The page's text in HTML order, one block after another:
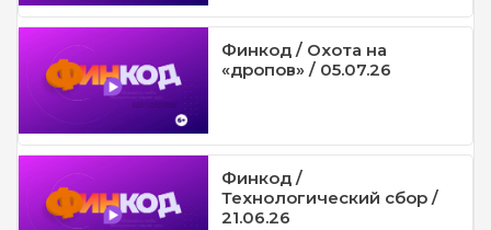
Финкод / Охота на
«дропов» / 05.07.26
Финкод /
Технологический сбор /
21.06.26